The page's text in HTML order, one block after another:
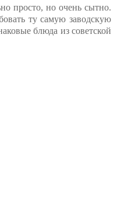
просто, но очень сытно.
ту самую заводскую
блюда из советской